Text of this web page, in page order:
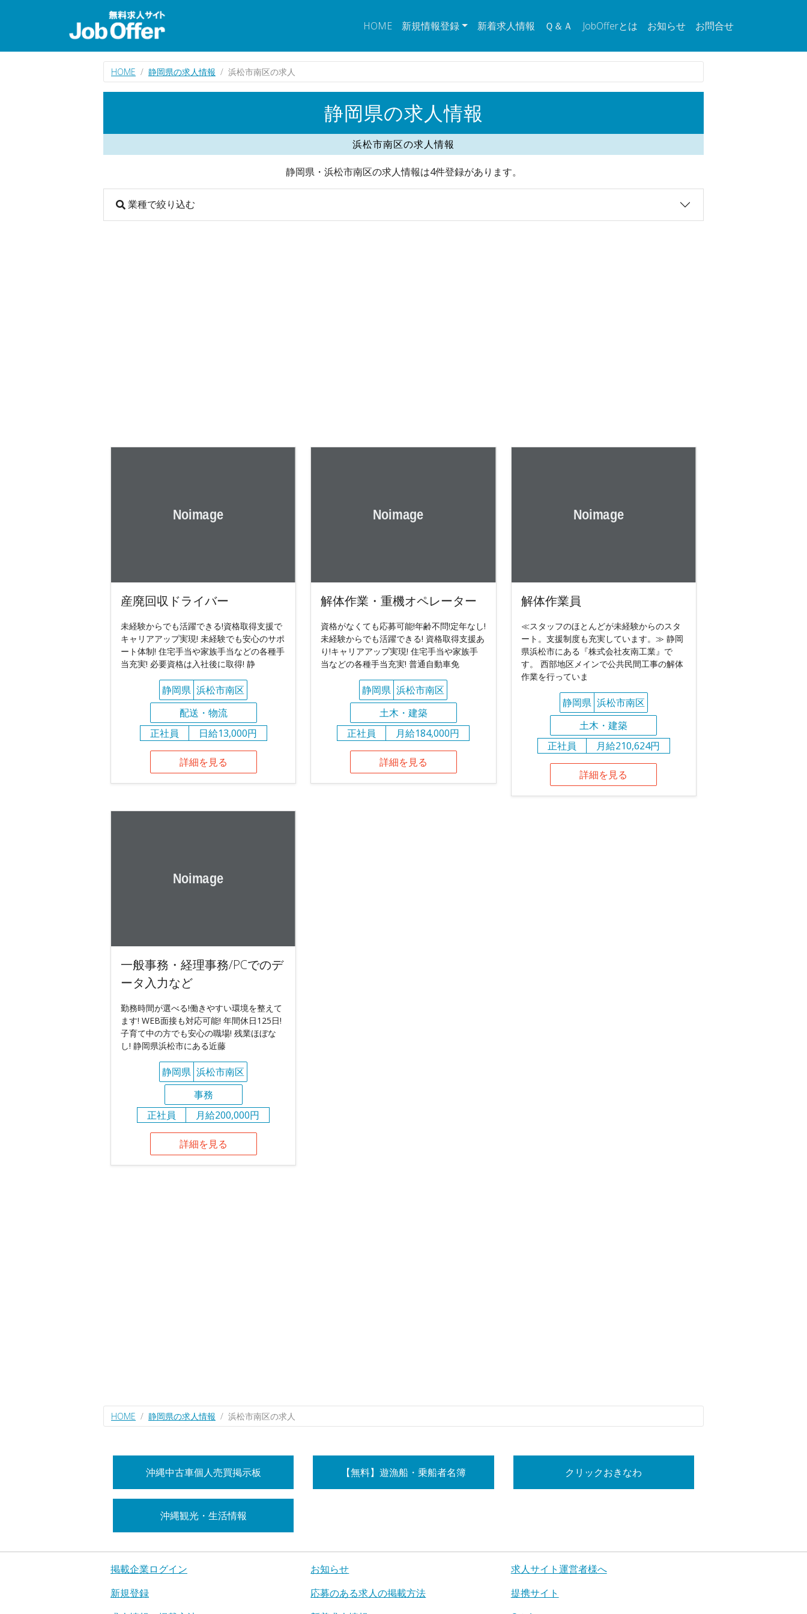
HOME 新規情報登録 新着求人情報 Ｑ＆Ａ JobOfferとは お知らせ お問合せ
HOME 静岡県の求人情報 浜松市南区の求人
静岡県の求人情報
浜松市南区の求人情報
静岡県・浜松市南区の求人情報は4件登録があります。
業種で絞り込む
産廃回収ドライバー
未経験からでも活躍できる!資格取得支援で
キャリアアップ実現! 未経験でも安心のサポ
ート体制! 住宅手当や家族手当などの各種手
当充実! 必要資格は入社後に取得! 静
静岡県 浜松市南区
配送・物流
正社員
日給13,000円
詳細を見る
解体作業・重機オペレーター
資格がなくても応募可能!年齢不問!定年なし!
未経験からでも活躍できる! 資格取得支援あ
り!キャリアアップ実現! 住宅手当や家族手
当などの各種手当充実! 普通自動車免
静岡県 浜松市南区
土木・建築
正社員
月給184,000円
詳細を見る
解体作業員
≪スタッフのほとんどが未経験からのスタ
ート。支援制度も充実しています。≫ 静岡
県浜松市にある『株式会社友南工業』で
す。 西部地区メインで公共民間工事の解体
作業を行っていま
静岡県 浜松市南区
土木・建築
正社員
月給210,624円
詳細を見る
一般事務・経理事務/PCでのデ
ータ入力など
勤務時間が選べる!働きやすい環境を整えて
ます! WEB面接も対応可能! 年間休日125日!
子育て中の方でも安心の職場! 残業ほぼな
し! 静岡県浜松市にある近藤
静岡県 浜松市南区
事務
正社員
月給200,000円
詳細を見る
HOME 静岡県の求人情報 浜松市南区の求人
沖縄中古車個人売買掲示板 【無料】遊漁船・乗船者名簿 クリックおきなわ
沖縄観光・生活情報
掲載企業ログイン
新規登録
お知らせ
応募のある求人の掲載方法
求人サイト運営者様へ
提携サイト